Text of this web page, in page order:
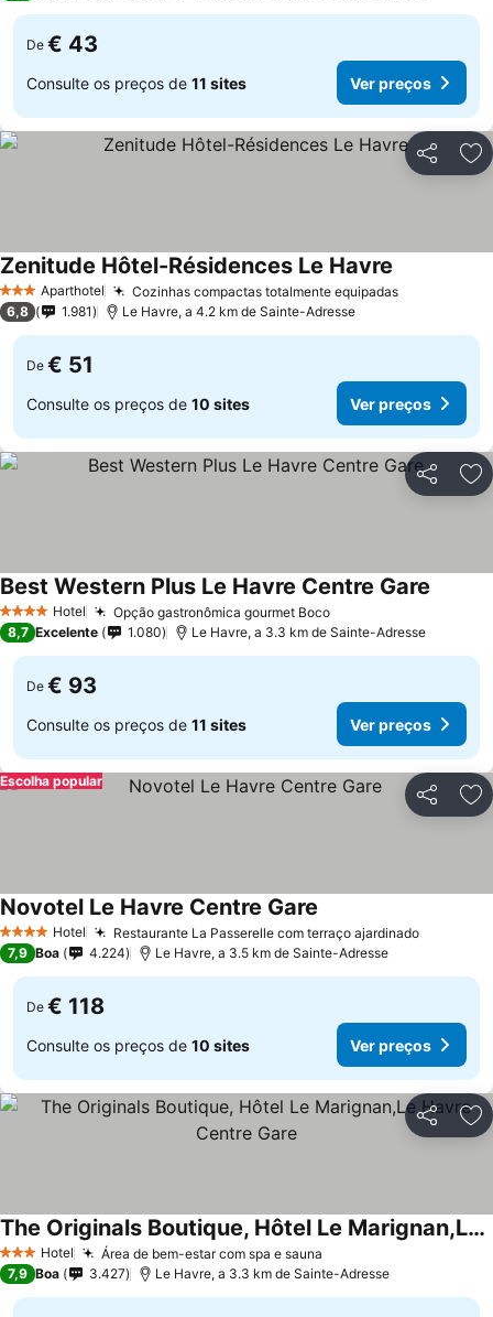
De € 43
Consulte os preços de 11 sites Ver preços
Partilhar
3 EstrelasAparthotel Cozinhas compactas totalmente equipadasVer preços
Zenitude Hôtel-Résidences Le Havre
6,8 1.981 Le Havre, a 4.2 km de Sainte-Adresse
De € 51
Consulte os preços de 10 sites Ver preços
Partilhar
4 EstrelasHotel Opção gastronômica gourmet BocoVer preços
Best Western Plus Le Havre Centre Gare
8,7 Excelente 1.080 Le Havre, a 3.3 km de Sainte-Adresse
De € 93
Consulte os preços de 11 sites Ver preços
Partilhar
Escolha popular
4 EstrelasHotel Restaurante La Passerelle com terraço ajardinadoVer
Novotel Le Havre Centre Gare
7,9 Boa 4.224 Le Havre, a 3.5 km de Sainte-Adresse
De € 118
Consulte os preços de 10 sites Ver preços
Partilhar
3 EstrelasHotel Área de bem-estar com spa e sauna
The Originals Boutique, Hôtel Le Marignan,Le Havre Centre Gare
Ver preços
7,9 Boa 3.427 Le Havre, a 3.3 km de Sainte-Adresse